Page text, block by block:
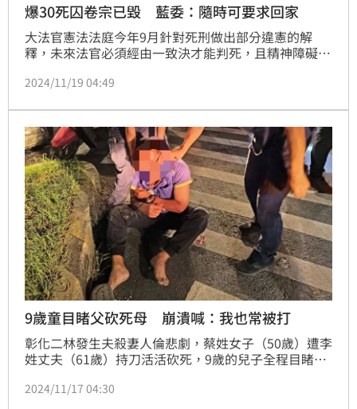
爆30死囚卷宗已毀 藍委：隨時可要求回家
大法官憲法法庭今年9月針對死刑做出部分違憲的解
釋，未來法官必須經由一致決才能判死，且精神障礙者
出，司法院查閱37名死刑犯卷宗的「法官評議簿」，其
30件的法官是一致決；「很遺憾的敬告國人，在37件
待執行的死刑犯中，至少超過30件的死刑案件將回歸普
通法院審理，他們隨時可以要求回家。」
2024/11/19 04:49
9歲童目睹父砍死母 崩潰喊：我也常被打
彰化二林發生夫殺妻人倫悲劇，蔡姓女子（50歲）遭李
姓丈夫（61歲）持刀活活砍死，9歲的兒子全程目睹，
人、要跟媽媽要錢」、「我也常被打」、「希望爸爸被
2024/11/17 04:30